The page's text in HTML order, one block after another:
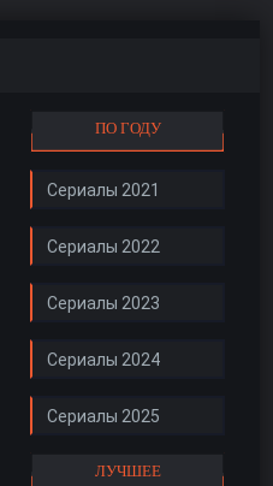
ПО ГОДУ
Сериалы 2021
Сериалы 2022
Сериалы 2023
Сериалы 2024
Сериалы 2025
ЛУЧШЕЕ